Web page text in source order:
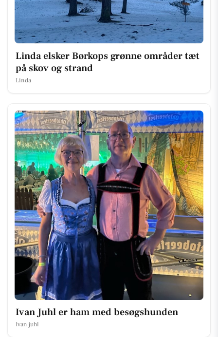
Linda elsker Børkops grønne områder tæt
på skov og strand
Linda
Ivan Juhl er ham med besøgshunden
Ivan juhl